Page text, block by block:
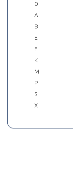
0
A
B
E
F
K
M
P
S
X